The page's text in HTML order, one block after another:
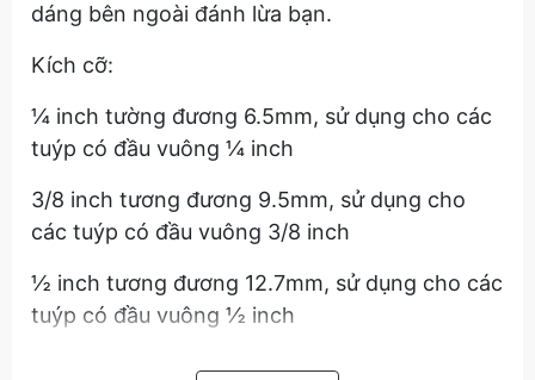
dáng bên ngoài đánh lừa bạn.
Kích cỡ:
¼ inch tường đương 6.5mm, sử dụng cho các
tuýp có đầu vuông ¼ inch
3/8 inch tương đương 9.5mm, sử dụng cho
các tuýp có đầu vuông 3/8 inch
½ inch tương đương 12.7mm, sử dụng cho các
tuýp có đầu vuông ½ inch
Chế tạo bằng hợp kim thép crv cứng cáp đặc